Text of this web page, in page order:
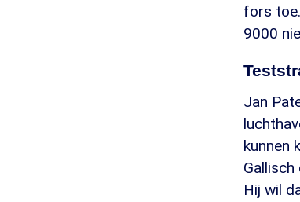
fors
9000
Jan
kunnen
Hij wil